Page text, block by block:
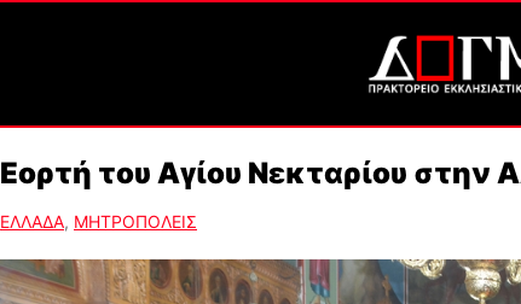
Εορτή του Αγίου Νεκταρίου
ΕΛΛΑΔΑ, ΜΗΤΡΟΠΟΛΕΙΣ